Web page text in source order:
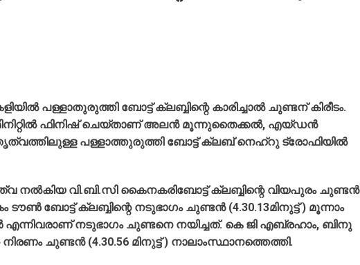
പള്ളാതുരുത്തി ബോട്ട് ക്ലബ്ബിന്റെ കാരിച്ചാല്‍ ചുണ്ടന് കിരീടം.
മിനിറ്റില്‍ ഫിനിഷ് ചെയ്താണ് അലന്‍ മൂന്നുതൈക്കല്‍, എയ്ഡന്‍
പള്ളാത്തുരുത്തി ബോട്ട് ക്ലബ് നെഹ്‌റു ട്രോഫിയില്‍
നല്‍കിയ വി.ബി.സി കൈനകരിബോട്ട് ക്ലബ്ബിന്റെ വിയപുരം ചുണ്ടന്‍
ടൗണ്‍ ബോട്ട് ക്ലബ്ബിന്റെ നടുഭാഗം ചുണ്ടന്‍ (4.30.13മിനുട്ട് ) മൂന്നാം
നടുഭാഗം ചുണ്ടനെ നയിച്ചത്. കെ ജി എബ്രഹാം, ബിനു
ചുണ്ടന്‍ (4.30.56 മിനുട്ട് ) നാലാംസ്ഥാനത്തെത്തി.